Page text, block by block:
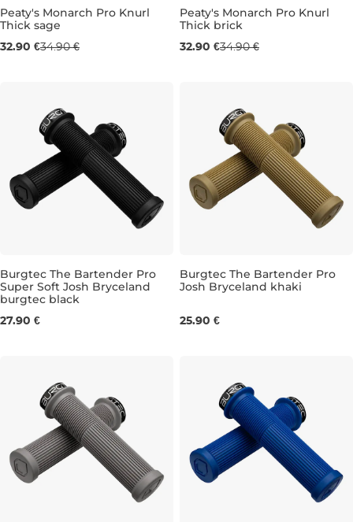
32-34 mm
Peaty's Monarch Pro Knurl
Thick sage
32.90 €34.90 € 32-34 mm
Peaty's Monarch Pro Knurl
Thick brick
32.90 €34.90 €
31 mm
Burgtec The Bartender Pro
Super Soft Josh Bryceland
burgtec black
27.90 €
Burgtec The Bartender Pro
Josh Bryceland khaki
25.90 €